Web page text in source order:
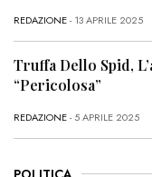
REDAZIONE- 13 APRILE 2025
Truffa Dello Spid,
“Pericolosa”
REDAZIONE- 5 APRILE 2025